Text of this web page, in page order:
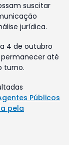
suscitar
jurídica.
4 de outubro
até
turno.
Públicos
pela